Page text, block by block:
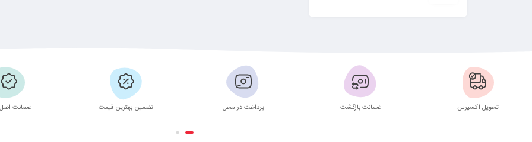
تحویل اکسپرس ضمانت بازگشت پرداخت در محل تضمین بهترین قیمت ضمانت